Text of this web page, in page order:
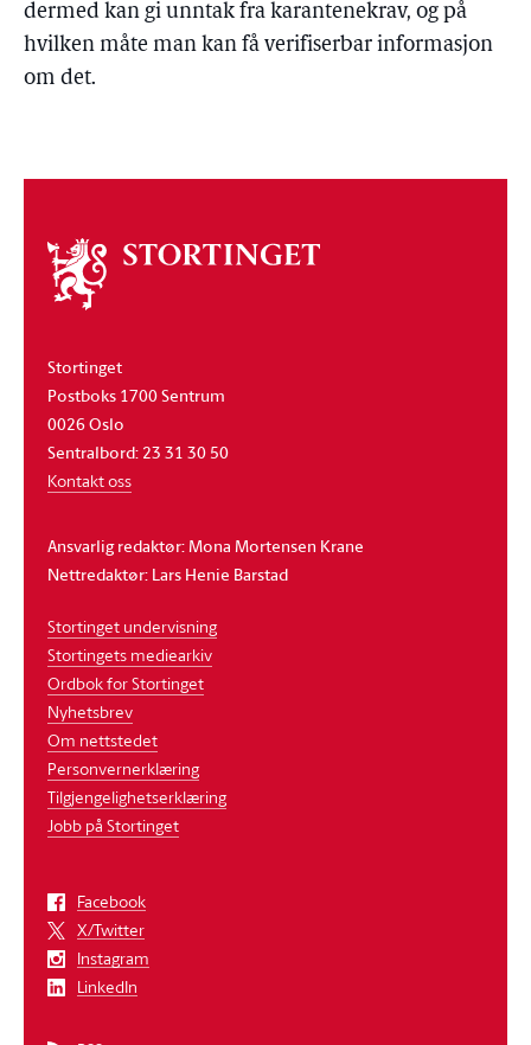
dermed kan gi unntak fra karantenekrav, og på
hvilken måte man kan få verifiserbar informasjon
om det.
Om
stortinget
Stortinget
Postboks 1700 Sentrum
0026 Oslo
Sentralbord: 23 31 30 50
Kontakt oss
Ansvarlig redaktør: Mona Mortensen Krane
Nettredaktør: Lars Henie Barstad
Stortinget undervisning
Stortingets mediearkiv
Ordbok for Stortinget
Nyhetsbrev
Om nettstedet
Personvernerklæring
Tilgjengelighetserklæring
Jobb på Stortinget
Facebook
X/Twitter
Instagram
LinkedIn